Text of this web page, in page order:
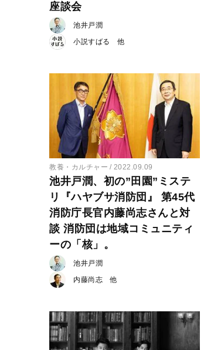
座談会
池井戸潤
小説すばる
教養・カルチャー 2022.09.09
池井戸潤、初の”田園”ミステ
リ『ハヤブサ消防団』 第45代
消防庁長官内藤尚志さんと対
談 消防団は地域コミュニティ
ーの「核」。
池井戸潤
内藤尚志